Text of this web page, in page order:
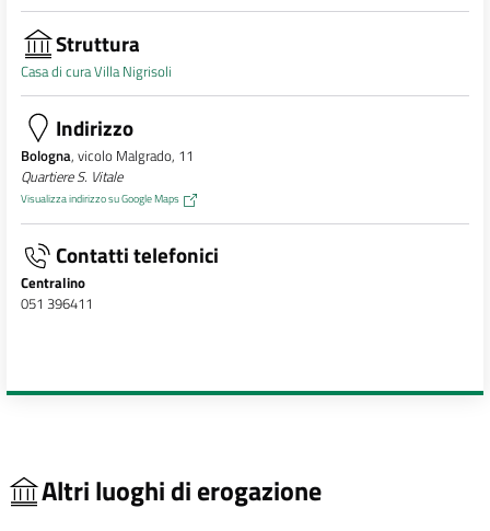
Struttura
Casa di cura Villa Nigrisoli
Indirizzo
Bologna, vicolo Malgrado, 11
Quartiere S. Vitale
Visualizza indirizzo su Google Maps
Contatti telefonici
Centralino
051 396411
Altri luoghi di erogazione